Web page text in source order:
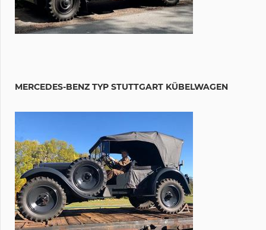
MERCEDES-BENZ TYP STUTTGART KÜBELWAGEN